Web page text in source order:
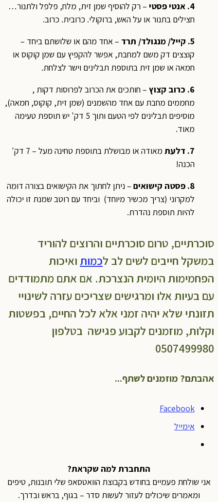
4. אנטי פסטי
– רק להוסיף שמן זית, מלח, פלפל ולתנור…
חצילים בתנור או על האש, ברוקולי. כרובית. כרוב.
5.
קייל/ מנגולד/ תרד– אחד מהם או שלושתם ביחד –
קוצצים דק משם למחבת, אפשר להקפיץ עם שמן קוקוס או
חמאה או שמן זית בתוספת תבלינים וישר לצלחת.
6. כרוב קצוץ
– חותכים את הכרוב לפרוסות דקות ,
מחממים מחבת עם אחד מהשמנים (שמן זית, קוקוס, חמאה),
מוסיפים תבלינים לפי הטעם ותוך 5 דק' יש תוספת טעימה
מאוד.
7. דלעת
מאודה או מבושלת בתוספת טחינה מעל – 7 דק'
הכנה!
8. פסטה קישואים
– ניתן לחתוך את הקישואים בצורה דומה
למקרוני (צריך מכשיר מיוחד) וביחד עם רוטב שמנת זו יכולה
להיות תוספת נהדרת.
סוכרתיים, טרום סוכרתיים והרוצים להוריד
במשקל חייבים לשים לב לכמותואיכות
הפחמימות היומית הנצרכת. אם אתם מתמודדים
עם בעיות אלו ומרגישים שצריכים עזרה לשינויי
תזונתי שלא יהיה זמני אלא לכל החיים, בפשטות
וקלות, מוזמנים לקבוע פגישה בטלפון
0507499980
אהבתם? מוזמנים לשתף...
Facebook
אימייל
התחברת למה שקראת?
אני שולחת פעמיים בחודש בקבוצת הוואטסאפ שלי תובנות, טיפים
ומאמרים שיכולים לעזור לעשות סדר – בגוף, בראש ובדרך.